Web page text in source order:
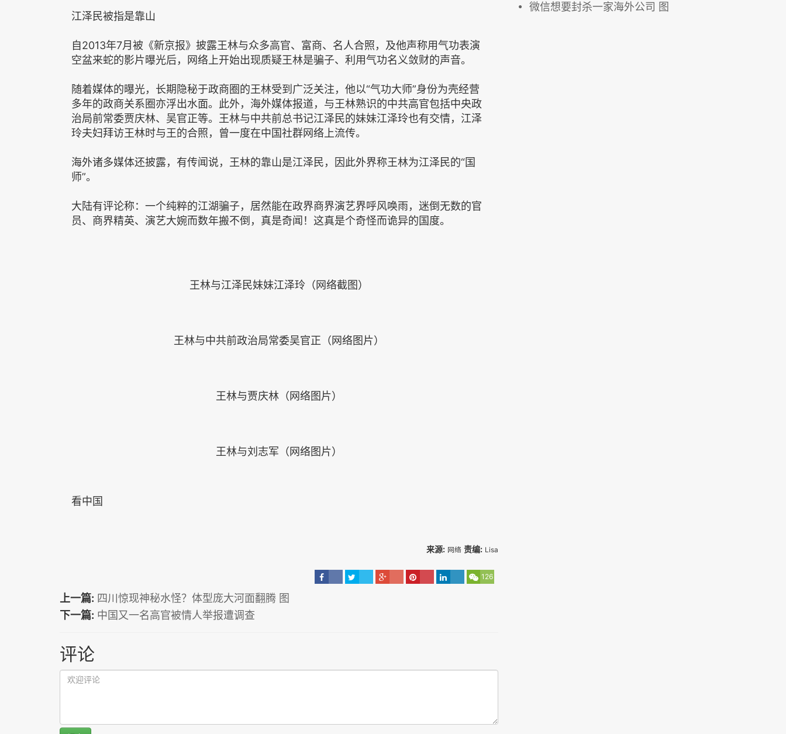
江泽民被指是靠山
自2013年7月被《新京报》披露王林与众多高官、富商、名人合照，及他声称用气功表演
空盆来蛇的影片曝光后，网络上开始出现质疑王林是骗子、利用气功名义敛财的声音。
随着媒体的曝光，长期隐秘于政商圈的王林受到广泛关注，他以“气功大师”身份为壳经营
多年的政商关系圈亦浮出水面。此外，海外媒体报道，与王林熟识的中共高官包括中央政
治局前常委贾庆林、吴官正等。王林与中共前总书记江泽民的妹妹江泽玲也有交情，江泽
玲夫妇拜访王林时与王的合照，曾一度在中国社群网络上流传。
海外诸多媒体还披露，有传闻说，王林的靠山是江泽民，因此外界称王林为江泽民的“国
师”。
大陆有评论称：一个纯粹的江湖骗子，居然能在政界商界演艺界呼风唤雨，迷倒无数的官
员、商界精英、演艺大婉而数年搬不倒，真是奇闻！这真是个奇怪而诡异的国度。
王林与江泽民妹妹江泽玲（网络截图）
王林与中共前政治局常委吴官正（网络图片）
王林与贾庆林（网络图片）
王林与刘志军（网络图片）
看中国
来源: 网络 责编: Lisa
126
上一篇: 四川惊现神秘水怪？体型庞大河面翻腾 图
下一篇: 中国又一名高官被情人举报遭调查
评论
微信想要封杀一家海外公司 图